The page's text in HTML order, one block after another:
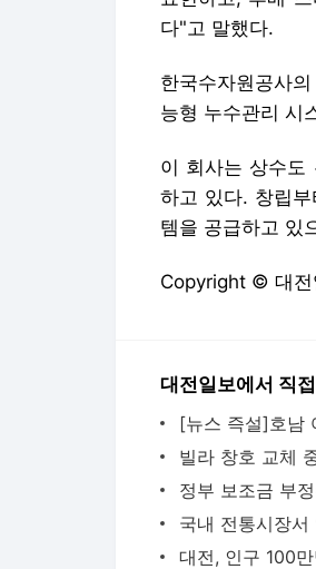
다"고 말했다.
한국수자원공사
능형 누수관리 시
이 회사는 상수도
하고 있다. 창립
템을 공급하고 있
Copyright © 대전
대전일보에서 직